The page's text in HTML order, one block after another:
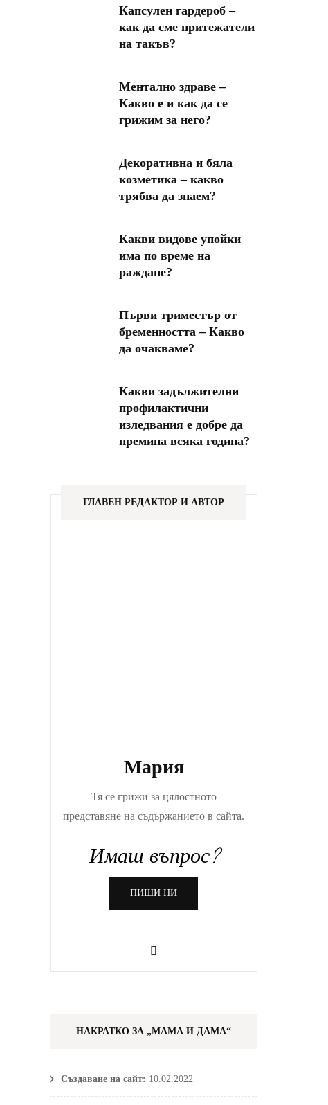
Капсулен гардероб –
как да сме притежатели
на такъв?
Ментално здраве –
Какво е и как да се
грижим за него?
Декоративна и бяла
козметика – какво
трябва да знаем?
Какви видове упойки
има по време на
раждане?
Първи триместър от
бременността – Какво
да очакваме?
Какви задължителни
профилактични
изледвания е добре да
премина всяка година?
ГЛАВЕН РЕДАКТОР И АВТОР
Мария
Тя се грижи за цялостното
представяне на съдържанието в сайта.
Имаш въпрос?
ПИШИ НИ
НАКРАТКО ЗА „МАМА И ДАМА“
Създаване на сайт: 10.02.2022